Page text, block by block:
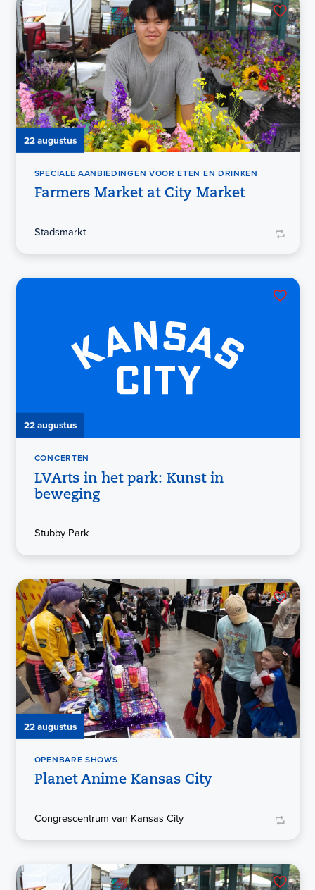
22 augustus
SPECIALE AANBIEDINGEN VOOR ETEN EN DRINKEN
Farmers Market at City Market
Stadsmarkt
22 augustus
CONCERTEN
LVArts in het park: Kunst in
beweging
Stubby Park
22 augustus
OPENBARE SHOWS
Planet Anime Kansas City
Congrescentrum van Kansas City